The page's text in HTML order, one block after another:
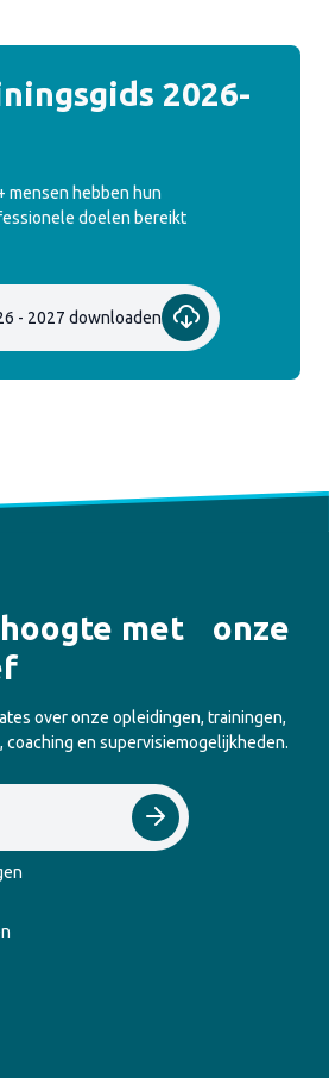
2026-
mensen hebben hun
doelen bereikt
- 2027 downloaden
met onze
over onze opleidingen, trainingen,
coaching en supervisiemogelijkheden.